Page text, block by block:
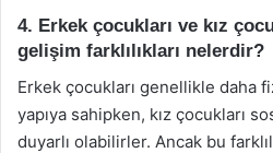
4. Erkek çocukları ve kız
gelişim farklılıkları nelerdir?
Erkek çocukları genellikle daha
yapıya sahipken, kız çocukları
duyarlı olabilirler. Ancak bu